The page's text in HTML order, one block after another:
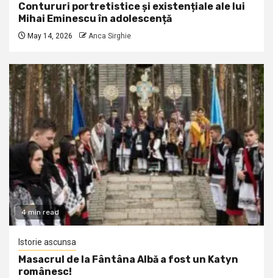
Contururi portretistice și existențiale ale lui
Mihai Eminescu în adolescență
May 14, 2026 Anca Sirghie
4 min read
Istorie ascunsa
Masacrul de la Fântâna Albă a fost un Katyn
românesc!